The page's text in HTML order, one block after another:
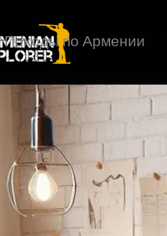
Походы по Армении